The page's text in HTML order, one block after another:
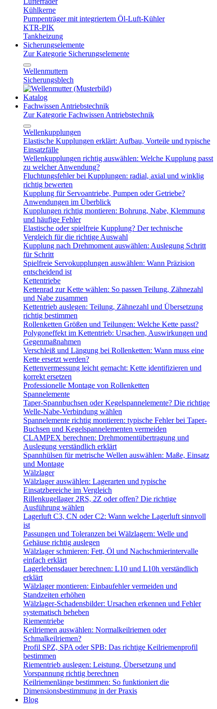
Kühlkerne
Pumpenträger mit integriertem Öl-Luft-Kühler
KTR-PIK
Tankheizung
Sicherungselemente
Zur Kategorie Sicherungselemente
Wellenmuttern
Sicherungsblech
Katalog
Fachwissen Antriebstechnik
Zur Kategorie Fachwissen Antriebstechnik
Wellenkupplungen
Elastische Kupplungen erklärt: Aufbau, Vorteile und typische
Einsatzfälle
Wellenkupplungen richtig auswählen: Welche Kupplung passt
zu welcher Anwendung?
Fluchtungsfehler bei Kupplungen: radial, axial und winklig
richtig bewerten
Kupplung für Servoantriebe, Pumpen oder Getriebe?
Anwendungen im Überblick
Kupplungen richtig montieren: Bohrung, Nabe, Klemmung
und häufige Fehler
Elastische oder spielfreie Kupplung? Der technische
Vergleich für die richtige Auswahl
Kupplung nach Drehmoment auswählen: Auslegung Schritt
für Schritt
Spielfreie Servokupplungen auswählen: Wann Präzision
entscheidend ist
Kettentriebe
Kettenrad zur Kette wählen: So passen Teilung, Zähnezahl
und Nabe zusammen
Kettentrieb auslegen: Teilung, Zähnezahl und Übersetzung
richtig bestimmen
Rollenketten Größen und Teilungen: Welche Kette passt?
Polygoneffekt im Kettentrieb: Ursachen, Auswirkungen und
Gegenmaßnahmen
Verschleiß und Längung bei Rollenketten: Wann muss eine
Kette ersetzt werden?
Kettenvermessung leicht gemacht: Kette identifizieren und
korrekt ersetzen
Professionelle Montage von Rollenketten
Spannelemente
Taper-Spannbuchsen oder Kegelspannelemente? Die richtige
Welle-Nabe-Verbindung wählen
Spannelemente richtig montieren: typische Fehler bei Taper-
Buchsen und Kegelspannelementen vermeiden
CLAMPEX berechnen: Drehmomentübertragung und
Auslegung verständlich erklärt
Spannhülsen für metrische Wellen auswählen: Maße, Einsatz
und Montage
Wälzlager
Wälzlager auswählen: Lagerarten und typische
Einsatzbereiche im Vergleich
Rillenkugellager 2RS, 2Z oder offen? Die richtige
Ausführung wählen
Lagerluft C3, CN oder C2: Wann welche Lagerluft sinnvoll
ist
Passungen und Toleranzen bei Wälzlagern: Welle und
Gehäuse richtig auslegen
Wälzlager schmieren: Fett, Öl und Nachschmierintervalle
einfach erklärt
Lagerlebensdauer berechnen: L10 und L10h verständlich
erklärt
Wälzlager montieren: Einbaufehler vermeiden und
Standzeiten erhöhen
Wälzlager-Schadensbilder: Ursachen erkennen und Fehler
systematisch beheben
Riementriebe
Keilriemen auswählen: Normalkeilriemen oder
Schmalkeilriemen?
Profil SPZ, SPA oder SPB: Das richtige Keilriemenprofil
bestimmen
Riementrieb auslegen: Leistung, Übersetzung und
Vorspannung richtig berechnen
Keilriemenlänge bestimmen: So funktioniert die
Dimensionsbestimmung in der Praxis
Blog